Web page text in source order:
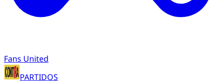
Fans United
PARTIDOS